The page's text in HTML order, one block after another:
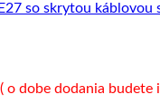
so skrytou káblovou
o dobe dodania budete